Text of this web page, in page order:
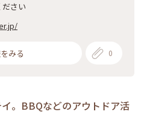
さい
みる 0
。BBQなどのアウトドア活